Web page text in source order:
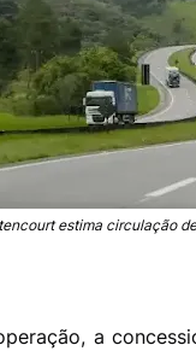
estima circulação
a